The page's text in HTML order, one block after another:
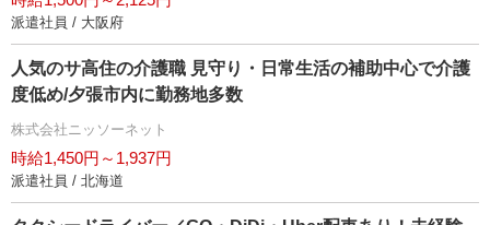
派遣社員 / 大阪府
人気のサ高住の介護職 見守り・日常生活の補助中心で介護
度低め/夕張市内に勤務地多数
株式会社ニッソーネット
時給1,450円～1,937円
派遣社員 / 北海道